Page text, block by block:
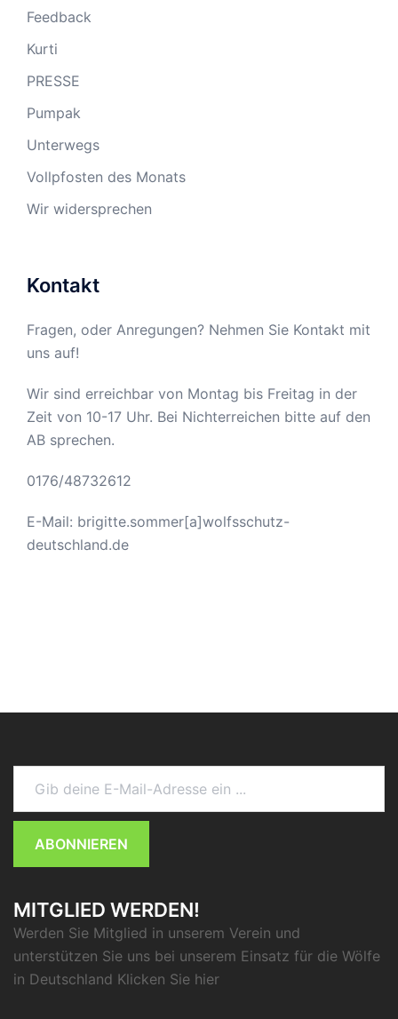
Feedback
Kurti
PRESSE
Pumpak
Unterwegs
Vollpfosten des Monats
Wir widersprechen
Kontakt
Fragen, oder Anregungen? Nehmen Sie Kontakt mit
uns auf!
Wir sind erreichbar von Montag bis Freitag in der
Zeit von 10-17 Uhr. Bei Nichterreichen bitte auf den
AB sprechen.
0176/48732612
E-Mail: brigitte.sommer[a]wolfsschutz-
deutschland.de
Gib deine E-Mail-Adresse ein ...
ABONNIEREN
MITGLIED WERDEN!
Werden Sie Mitglied in unserem Verein und
unterstützen Sie uns bei unserem Einsatz für die Wölfe
in Deutschland Klicken Sie hier